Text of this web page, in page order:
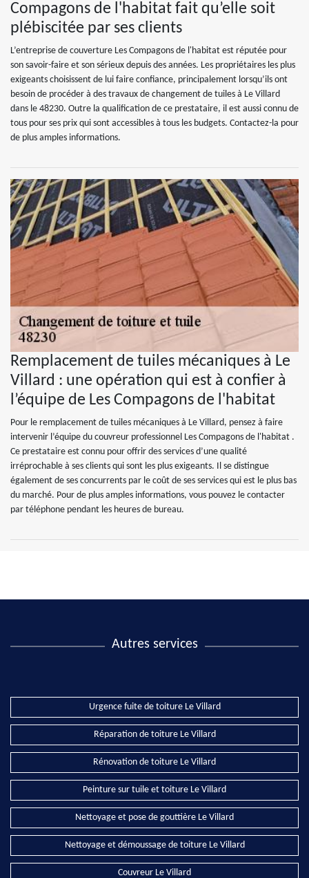
Compagons de l'habitat fait qu’elle soit
plébiscitée par ses clients
L’entreprise de couverture Les Compagons de l'habitat est réputée pour
son savoir-faire et son sérieux depuis des années. Les propriétaires les plus
exigeants choisissent de lui faire confiance, principalement lorsqu’ils ont
besoin de procéder à des travaux de changement de tuiles à Le Villard
dans le 48230. Outre la qualification de ce prestataire, il est aussi connu de
tous pour ses prix qui sont accessibles à tous les budgets. Contactez-la pour
de plus amples informations.
Remplacement de tuiles mécaniques à Le
Villard : une opération qui est à confier à
l’équipe de Les Compagons de l'habitat
Pour le remplacement de tuiles mécaniques à Le Villard, pensez à faire
intervenir l’équipe du couvreur professionnel Les Compagons de l'habitat .
Ce prestataire est connu pour offrir des services d’une qualité
irréprochable à ses clients qui sont les plus exigeants. Il se distingue
également de ses concurrents par le coût de ses services qui est le plus bas
du marché. Pour de plus amples informations, vous pouvez le contacter
par téléphone pendant les heures de bureau.
Autres services
Urgence fuite de toiture Le Villard
Réparation de toiture Le Villard
Rénovation de toiture Le Villard
Peinture sur tuile et toiture Le Villard
Nettoyage et pose de gouttière Le Villard
Nettoyage et démoussage de toiture Le Villard
Couvreur Le Villard